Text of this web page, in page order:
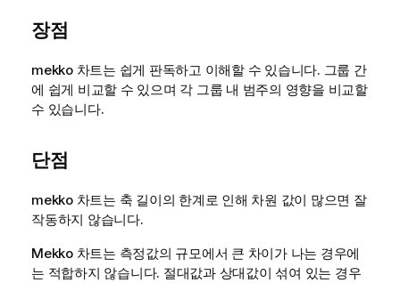
장점
mekko차트는 쉽게 판독하고 이해할 수 있습니다. 그룹 간
에 쉽게 비교할 수 있으며 각 그룹 내 범주의 영향을 비교할
수 있습니다.
단점
mekko차트는 축 길이의 한계로 인해 차원 값이 많으면 잘
작동하지 않습니다.
Mekko차트는 측정값의 규모에서 큰 차이가 나는 경우에
는 적합하지 않습니다. 절대값과 상대값이 섞여 있는 경우